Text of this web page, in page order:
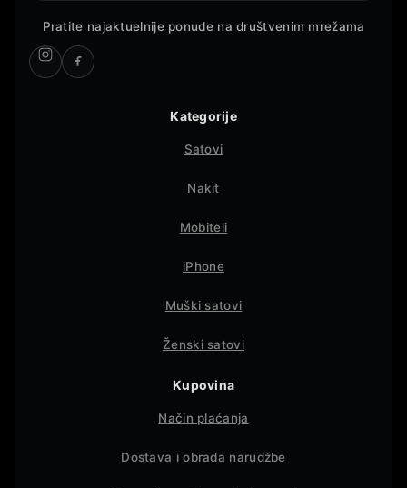
Pratite najaktuelnije ponude na društvenim mrežama
Kategorije
Satovi
Nakit
Mobiteli
iPhone
Muški satovi
Ženski satovi
Kupovina
Način plaćanja
Dostava i obrada narudžbe